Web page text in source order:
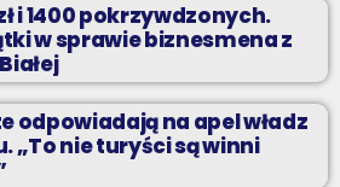
i 1400 pokrzywdzonych.
w sprawie biznesmena z
odpowiadają na apel władz
„To nie turyści są winni